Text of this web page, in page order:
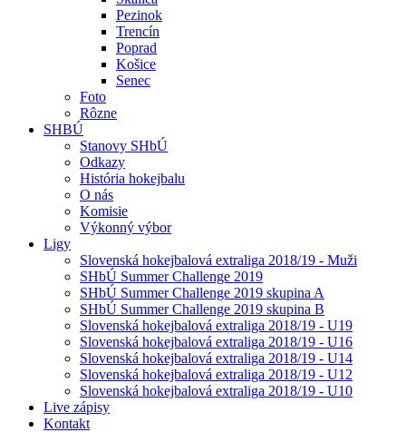
Pezinok
Trencín
Poprad
Košice
Senec
Foto
Rôzne
SHBÚ
Stanovy SHbÚ
Odkazy
História hokejbalu
O nás
Komisie
Výkonný výbor
Ligy
Slovenská hokejbalová extraliga 2018/19 - Muži
SHbÚ Summer Challenge 2019
SHbÚ Summer Challenge 2019 skupina A
SHbÚ Summer Challenge 2019 skupina B
Slovenská hokejbalová extraliga 2018/19 - U19
Slovenská hokejbalová extraliga 2018/19 - U16
Slovenská hokejbalová extraliga 2018/19 - U14
Slovenská hokejbalová extraliga 2018/19 - U12
Slovenská hokejbalová extraliga 2018/19 - U10
Live zápisy
Kontakt